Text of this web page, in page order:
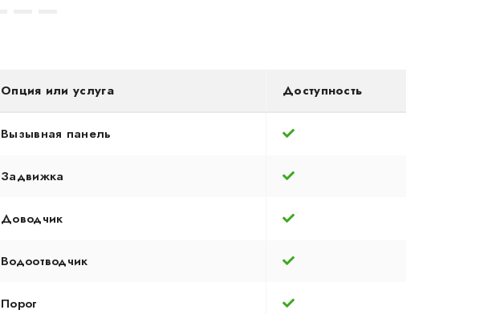
Опция или услуга Доступность
Вызывная панель
Задвижка
Доводчик
Водоотводчик
Порог